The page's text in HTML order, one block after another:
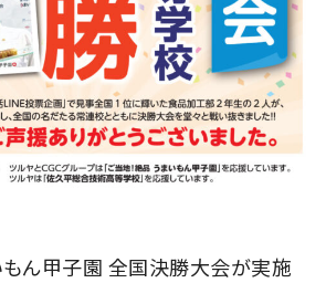
もん甲子園 全国決勝大会が実施